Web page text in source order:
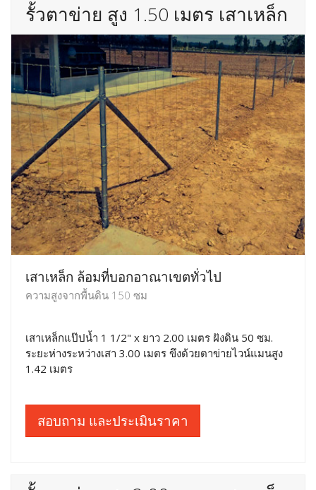
รั้วตาข่าย สูง 1.50 เมตร เสาเหล็ก
เสาเหล็ก ล้อมที่บอกอาณาเขตทั่วไป
ความสูงจากพื้นดิน 150 ซม
เสาเหล็กแป๊ปน้ำ 1 1/2" x ยาว 2.00 เมตร ฝังดิน 50 ซม.
ระยะห่างระหว่างเสา 3.00 เมตร ขึงด้วยตาข่ายไวน์แมนสูง
1.42 เมตร
สอบถาม และประเมินราคา